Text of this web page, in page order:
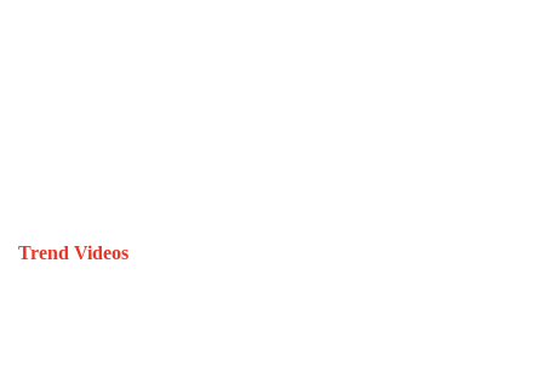
Trend Videos